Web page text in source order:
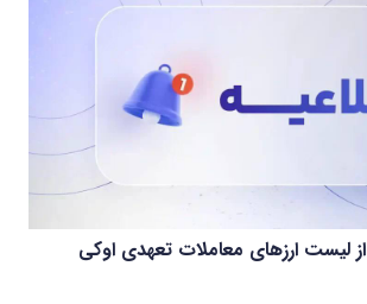
حذف ارز AERGO از لیست ارزهای معاملات تعهدی اوکی